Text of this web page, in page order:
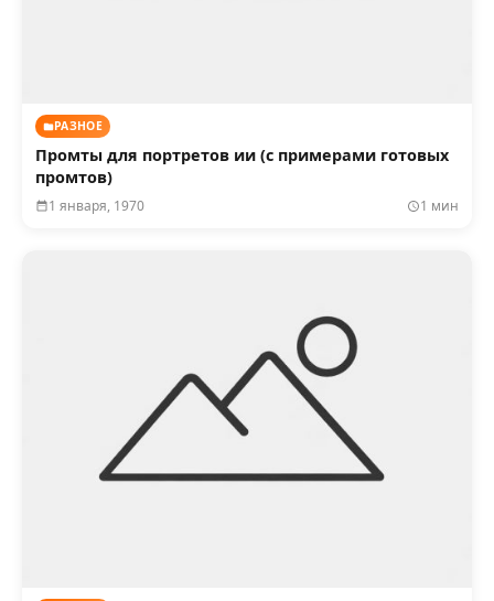
РАЗНОЕ
Промты для портретов ии (с примерами готовых
промтов)
1 января, 1970 1 мин